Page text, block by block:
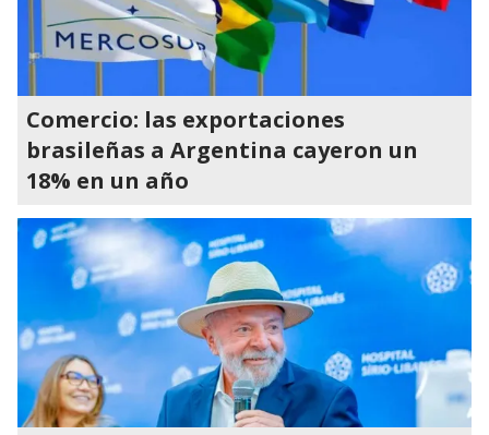
Comercio: las exportaciones
brasileñas a Argentina cayeron un
18% en un año